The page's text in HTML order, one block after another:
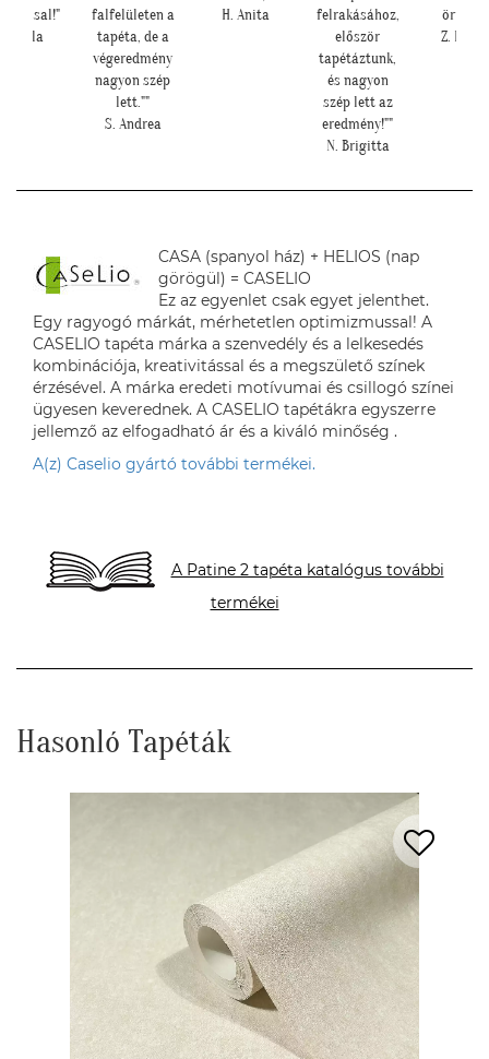
a
tapéta, de a
H. Anita
felrakásához,
örültök!""
Z. Kriszta
CASA (spanyol ház) + HELIOS (nap
görögül) = CASELIO
Ez az egyenlet csak egyet jelenthet.
Egy ragyogó márkát, mérhetetlen optimizmussal! A
CASELIO tapéta márka a szenvedély és a lelkesedés
kombinációja, kreativitással és a megszülető színek
érzésével. A márka eredeti motívumai és csillogó színei
ügyesen keverednek. A CASELIO tapétákra egyszerre
jellemző az elfogadható ár és a kiváló minőség .
A(z) Caselio gyártó további termékei.
A Patine 2 tapéta katalógus további
termékei
Hasonló Tapéták